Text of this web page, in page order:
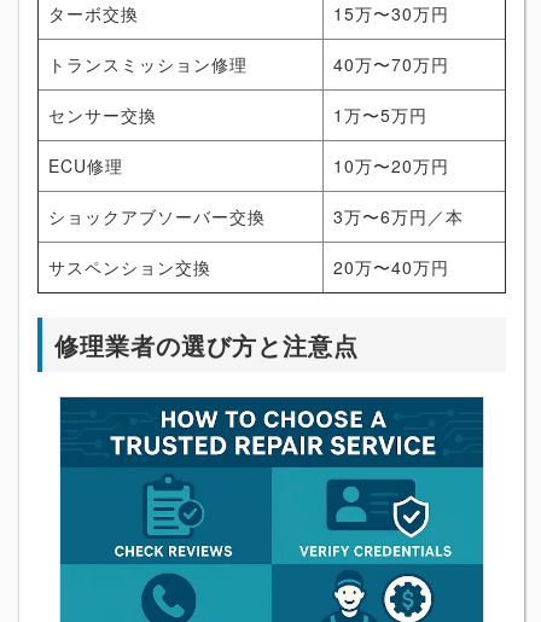
ターボ交換 15万〜30万円
トランスミッション修理 40万〜70万円
センサー交換 1万〜5万円
ECU修理 10万〜20万円
ショックアブソーバー交換 3万〜6万円／本
サスペンション交換 20万〜40万円
修理業者の選び方と注意点